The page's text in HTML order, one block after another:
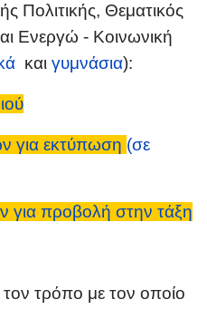
Πολιτικής, Θεματικός
Ενεργώ - Κοινωνική
και γυμνάσια):
για εκτύπωση (σε
για προβολή στην τάξη
τον τρόπο με τον οποίο